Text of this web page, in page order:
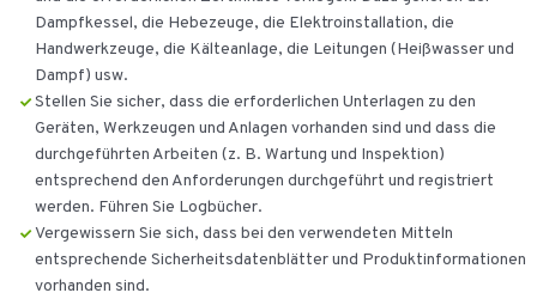
Dampfkessel, die Hebezeuge, die Elektroinstallation, die
Handwerkzeuge, die Kälteanlage, die Leitungen (Heißwasser und
Dampf) usw.
Stellen Sie sicher, dass die erforderlichen Unterlagen zu den
Geräten, Werkzeugen und Anlagen vorhanden sind und dass die
durchgeführten Arbeiten (z. B. Wartung und Inspektion)
entsprechend den Anforderungen durchgeführt und registriert
werden. Führen Sie Logbücher.
Vergewissern Sie sich, dass bei den verwendeten Mitteln
entsprechende Sicherheitsdatenblätter und Produktinformationen
vorhanden sind.